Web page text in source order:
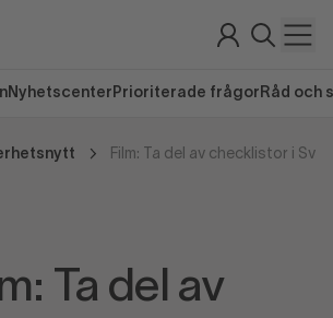
Nyhetscenter Prioriterade frågor Råd och
Ta del av